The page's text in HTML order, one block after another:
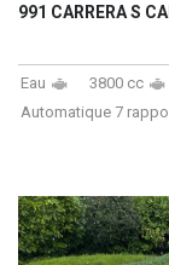
991 CARRERA S
Eau 3800 cc
Automatique 7